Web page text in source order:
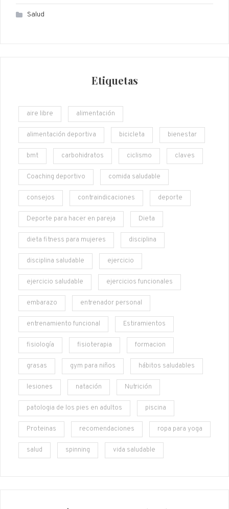
Salud
Etiquetas
aire libre alimentación
alimentación deportiva bicicleta bienestar
bmt carbohidratos ciclismo claves
Coaching deportivo comida saludable
consejos contraindicaciones deporte
Deporte para hacer en pareja Dieta
dieta fitness para mujeres disciplina
disciplina saludable ejercicio
ejercicio saludable ejercicios funcionales
embarazo entrenador personal
entrenamiento funcional Estiramientos
fisiología fisioterapia formacion
grasas gym para niños hábitos saludables
lesiones natación Nutrición
patologia de los pies en adultos piscina
Proteinas recomendaciones ropa para yoga
salud spinning vida saludable